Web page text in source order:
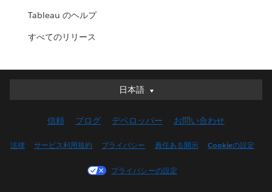
Tableau のヘルプ
すべてのリリース
日本語
日本語
English (UK)
Français (Canada)
信頼 ブログ デベロッパー お問い合わせ
法律 サービス利用規約 プライバシー 責任ある開示 Cookieの設定
プライバシーの設定